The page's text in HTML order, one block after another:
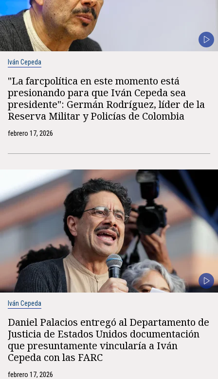
Iván Cepeda
"La farcpolítica en este momento está
presionando para que Iván Cepeda sea
presidente": Germán Rodríguez, líder de la
Reserva Militar y Policías de Colombia
febrero 17, 2026
Iván Cepeda
Daniel Palacios entregó al Departamento de
Justicia de Estados Unidos documentación
que presuntamente vincularía a Iván
Cepeda con las FARC
febrero 17, 2026